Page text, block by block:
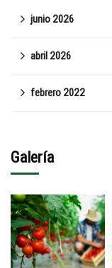
junio 2026
abril 2026
febrero 2022
Galería